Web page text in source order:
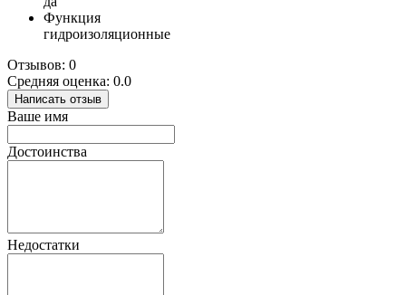
Функция
гидроизоляционные
Отзывов: 0
Средняя оценка: 0.0
Написать отзыв
Ваше имя
Достоинства
Недостатки